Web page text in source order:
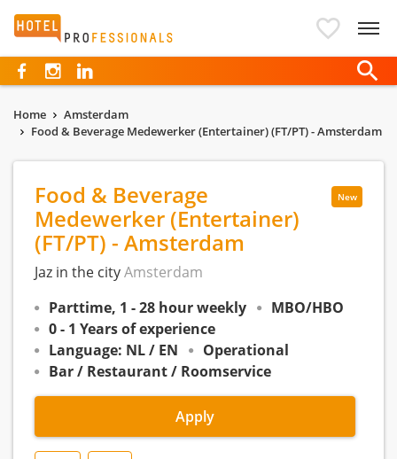
Hotelprofessionals
Home
Amsterdam
Food & Beverage Medewerker (Entertainer) (FT/PT) - Amsterdam
New
Food & Beverage
Medewerker (Entertainer)
(FT/PT) - Amsterdam
Jaz in the cityAmsterdam
Parttime, 1 - 28 hour weekly
MBO/HBO
0 - 1 Years of experience
Language: NL / EN
Operational
Bar / Restaurant / Roomservice
Apply